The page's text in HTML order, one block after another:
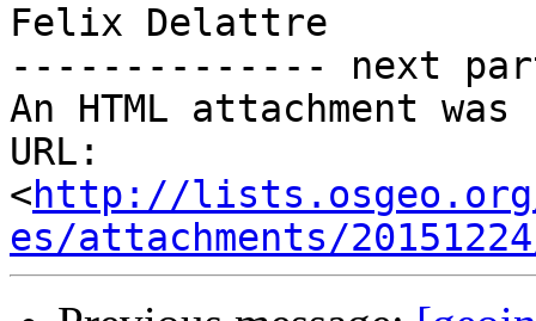
Felix Delattre
-------------- next
An HTML attachment
URL:
<http://
es/attachments/